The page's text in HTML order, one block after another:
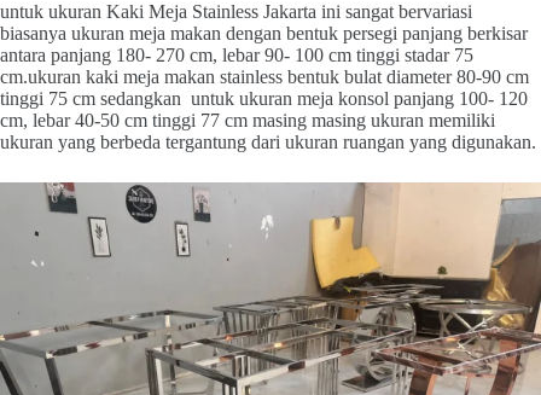
untuk ukuran Kaki Meja Stainless Jakarta ini sangat bervariasi
biasanya ukuran meja makan dengan bentuk persegi panjang berkisar
antara panjang 180- 270 cm, lebar 90- 100 cm tinggi stadar 75
cm.ukuran kaki meja makan stainless bentuk bulat diameter 80-90 cm
tinggi 75 cm sedangkan untuk ukuran meja konsol panjang 100- 120
cm, lebar 40-50 cm tinggi 77 cm masing masing ukuran memiliki
ukuran yang berbeda tergantung dari ukuran ruangan yang digunakan.